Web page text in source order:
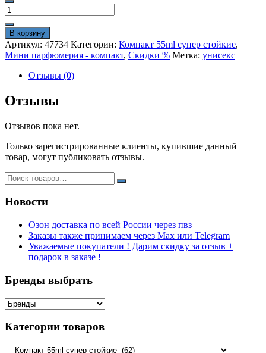
Количество
товара
Мини
парфюм
55
ml
стойкий
оаэ
В корзину
Артикул: 47734 Категории: Компакт 55ml супер стойкие,
Мини парфюмерия - компакт, Скидки % Метка: унисекс
Отзывы (0)
Отзывы
Отзывов пока нет.
Только зарегистрированные клиенты, купившие данный
товар, могут публиковать отзывы.
Новости
Озон доставка по всей России через пвз
Заказы также принимаем через Max или Telegram
Уважаемые покупатели ! Дарим скидку за отзыв +
подарок в заказе !
Бренды выбрать
Категории товаров